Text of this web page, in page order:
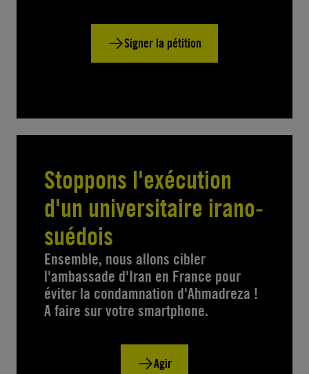
Signer la pétition
Stoppons l'exécution
d'un universitaire irano-
suédois
Ensemble, nous allons cibler
l'ambassade d'Iran en France pour
éviter la condamnation d'Ahmadreza !
A faire sur votre smartphone.
Agir